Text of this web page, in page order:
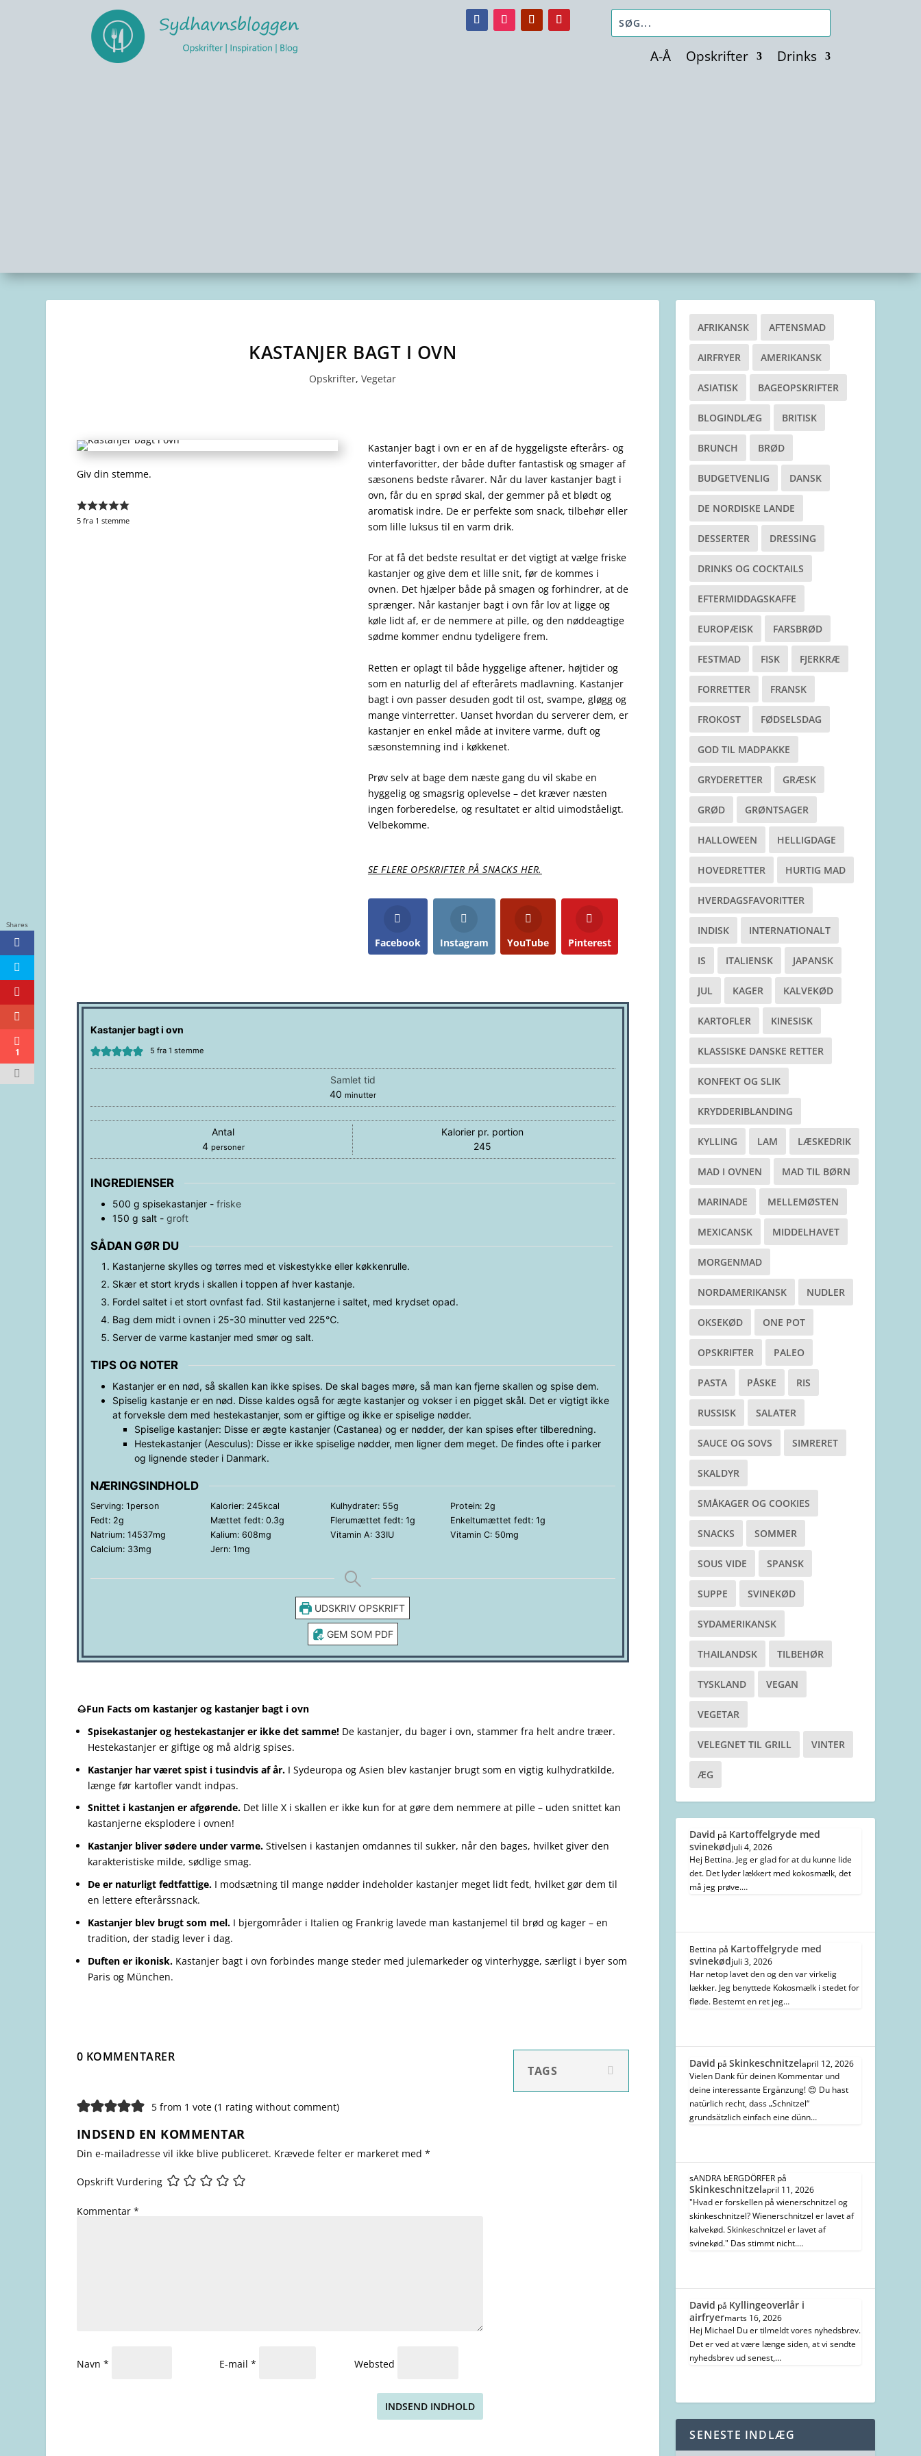
A-Å Opskrifter Drinks
KASTANJER BAGT I OVN
Opskrifter,Vegetar
Giv din stemme.
5fra 1 stemme
Kastanjer bagt i ovn er en af de hyggeligste efterårs- og
vinterfavoritter, der både dufter fantastisk og smager af
sæsonens bedste råvarer. Når du laver kastanjer bagt i
ovn, får du en sprød skal, der gemmer på et blødt og
aromatisk indre. De er perfekte som snack, tilbehør eller
som lille luksus til en varm drik.
For at få det bedste resultat er det vigtigt at vælge friske
kastanjer og give dem et lille snit, før de kommes i
ovnen. Det hjælper både på smagen og forhindrer, at de
sprænger. Når kastanjer bagt i ovn får lov at ligge og
køle lidt af, er de nemmere at pille, og den nøddeagtige
sødme kommer endnu tydeligere frem.
Retten er oplagt til både hyggelige aftener, højtider og
som en naturlig del af efterårets madlavning. Kastanjer
bagt i ovn passer desuden godt til ost, svampe, gløgg og
mange vinterretter. Uanset hvordan du serverer dem, er
kastanjer en enkel måde at invitere varme, duft og
sæsonstemning ind i køkkenet.
Prøv selv at bage dem næste gang du vil skabe en
hyggelig og smagsrig oplevelse – det kræver næsten
ingen forberedelse, og resultatet er altid uimodståeligt.
Velbekomme.
SE FLERE OPSKRIFTER PÅ SNACKS HER.
Facebook Instagram YouTube Pinterest
Kastanjer bagt i ovn
5 fra 1 stemme
Samlet tid
40minutter
minutter
Antal
4 personer
Kalorier pr. portion
245
INGREDIENSER
500 g spisekastanjer- friske
150 g salt- groft
SÅDAN GØR DU
Kastanjerne skylles og tørres med et viskestykke eller køkkenrulle.
Skær et stort kryds i skallen i toppen af hver kastanje.
Fordel saltet i et stort ovnfast fad. Stil kastanjerne i saltet, med krydset opad.
Bag dem midt i ovnen i 25-30 minutter ved 225℃.
Server de varme kastanjer med smør og salt.
TIPS OG NOTER
Kastanjer er en nød, så skallen kan ikke spises. De skal bages møre, så man kan fjerne skallen og spise dem.
Spiselig kastanje er en nød. Disse kaldes også for ægte kastanjer og vokser i en pigget skål. Det er vigtigt ikke
at forveksle dem med hestekastanjer, som er giftige og ikke er spiselige nødder.
Spiselige kastanjer: Disse er ægte kastanjer (Castanea) og er nødder, der kan spises efter tilberedning.
Hestekastanjer (Aesculus): Disse er ikke spiselige nødder, men ligner dem meget. De findes ofte i parker
og lignende steder i Danmark.
NÆRINGSINDHOLD
Serving: 1person Kalorier: 245kcal Kulhydrater: 55g Protein: 2g
Fedt: 2g Mættet fedt: 0.3g Flerumættet fedt: 1g Enkeltumættet fedt: 1g
Natrium: 14537mg Kalium: 608mg Vitamin A: 33IU Vitamin C: 50mg
Calcium: 33mg Jern: 1mg
UDSKRIV OPSKRIFT
GEM SOM PDF
🌰Fun Facts om kastanjer og kastanjer bagt i ovn
Spisekastanjer og hestekastanjer er ikke det samme!De kastanjer, du bager i ovn, stammer fra helt andre træer.
Hestekastanjer er giftige og må aldrig spises.
Kastanjer har været spist i tusindvis af år.I Sydeuropa og Asien blev kastanjer brugt som en vigtig kulhydratkilde,
længe før kartofler vandt indpas.
Snittet i kastanjen er afgørende.Det lille X i skallen er ikke kun for at gøre dem nemmere at pille – uden snittet kan
kastanjerne eksplodere i ovnen!
Kastanjer bliver sødere under varme.Stivelsen i kastanjen omdannes til sukker, når den bages, hvilket giver den
karakteristiske milde, sødlige smag.
De er naturligt fedtfattige.I modsætning til mange nødder indeholder kastanjer meget lidt fedt, hvilket gør dem til
en lettere efterårssnack.
Kastanjer blev brugt som mel.I bjergområder i Italien og Frankrig lavede man kastanjemel til brød og kager – en
tradition, der stadig lever i dag.
Duften er ikonisk.Kastanjer bagt i ovn forbindes mange steder med julemarkeder og vinterhygge, særligt i byer som
Paris og München.
0 KOMMENTARER
5 from 1 vote (1 rating without comment)
INDSEND EN KOMMENTAR
Din e-mailadresse vil ikke blive publiceret. Krævede felter er markeret med *
Opskrift Vurdering
Kommentar *
Navn * E-mail * Websted
INDSEND INDHOLD
TAGS
AFRIKANSK AFTENSMAD
AIRFRYER AMERIKANSK
ASIATISK BAGEOPSKRIFTER
BLOGINDLÆG BRITISK
BRUNCH BRØD
BUDGETVENLIG DANSK
DE NORDISKE LANDE
DESSERTER DRESSING
DRINKS OG COCKTAILS
EFTERMIDDAGSKAFFE
EUROPÆISK FARSBRØD
FESTMAD FISK FJERKRÆ
FORRETTER FRANSK
FROKOST FØDSELSDAG
GOD TIL MADPAKKE
GRYDERETTER GRÆSK
GRØD GRØNTSAGER
HALLOWEEN HELLIGDAGE
HOVEDRETTER HURTIG MAD
HVERDAGSFAVORITTER
INDISK INTERNATIONALT
IS ITALIENSK JAPANSK
JUL KAGER KALVEKØD
KARTOFLER KINESISK
KLASSISKE DANSKE RETTER
KONFEKT OG SLIK
KRYDDERIBLANDING
KYLLING LAM LÆSKEDRIK
MAD I OVNEN MAD TIL BØRN
MARINADE MELLEMØSTEN
MEXICANSK MIDDELHAVET
MORGENMAD
NORDAMERIKANSK NUDLER
OKSEKØD ONE POT
OPSKRIFTER PALEO
PASTA PÅSKE RIS
RUSSISK SALATER
SAUCE OG SOVS SIMRERET
SKALDYR
SMÅKAGER OG COOKIES
SNACKS SOMMER
SOUS VIDE SPANSK
SUPPE SVINEKØD
SYDAMERIKANSK
THAILANDSK TILBEHØR
TYSKLAND VEGAN
VEGETAR
VELEGNET TIL GRILL VINTER
ÆG
David på Kartoffelgryde med
svinekødjuli 4, 2026
Hej Bettina. Jeg er glad for at du kunne lide
det. Det lyder lækkert med kokosmælk, det
må jeg prøve.…
Bettina på Kartoffelgryde med
svinekødjuli 3, 2026
Har netop lavet den og den var virkelig
lækker. Jeg benyttede Kokosmælk i stedet for
fløde. Bestemt en ret jeg…
David påSkinkeschnitzelapril 12, 2026
Vielen Dank für deinen Kommentar und
deine interessante Ergänzung! 😊 Du hast
natürlich recht, dass „Schnitzel“
grundsätzlich einfach eine dünn…
sANDRA bERGDÖRFER på
Skinkeschnitzelapril 11, 2026
"Hvad er forskellen på wienerschnitzel og
skinkeschnitzel? Wienerschnitzel er lavet af
kalvekød. Skinkeschnitzel er lavet af
svinekød." Das stimmt nicht.…
David på Kyllingeoverlår i
airfryermarts 16, 2026
Hej Michael Du er tilmeldt vores nyhedsbrev.
Det er ved at være længe siden, at vi sendte
nyhedsbrev ud senest,…
SENESTE INDLÆG
Shares
1